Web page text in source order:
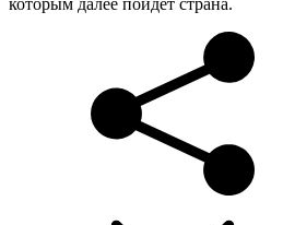
которым далее пойдет страна.